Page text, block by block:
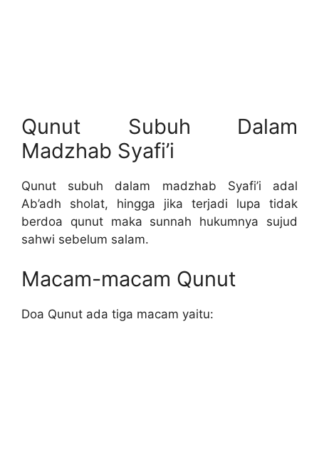
Qunut Subuh Dalam
Madzhab Syafi’i
Qunut subuh dalam madzhab Syafi’i adal
Ab’adh sholat, hingga jika terjadi lupa tidak
berdoa qunut maka sunnah hukumnya sujud
sahwi sebelum salam.
Macam-macam Qunut
Doa Qunut ada tiga macam yaitu: